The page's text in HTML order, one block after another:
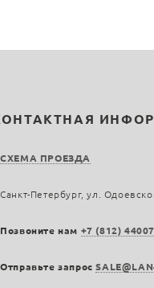
СХЕМА ПРОЕЗДА
Санкт-Петербург, ул.
Позвоните нам +7 (812)
Отправьте запрос